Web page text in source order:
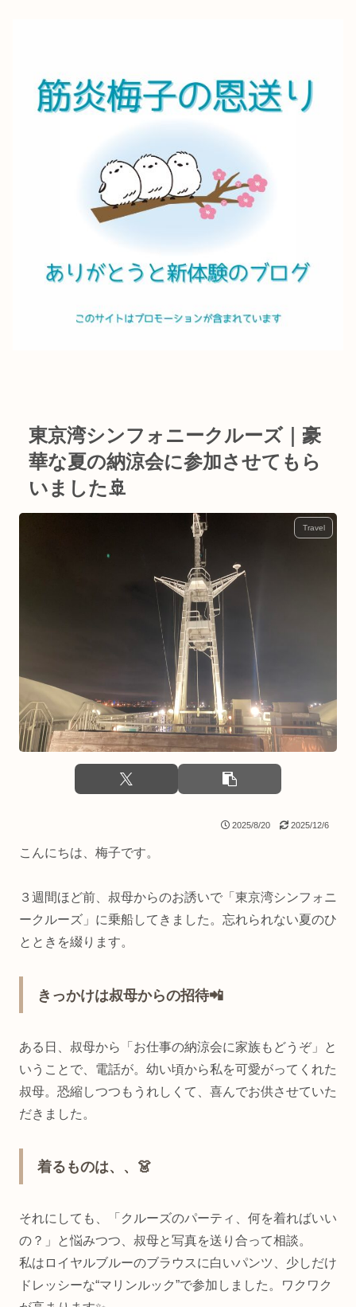
東京湾シンフォニークルーズ｜豪
華な夏の納涼会に参加させてもら
いました🚢
Travel
2025/8/20 2025/12/6
こんにちは、梅子です。
３週間ほど前、叔母からのお誘いで「東京湾シンフォニ
ークルーズ」に乗船してきました。忘れられない夏のひ
とときを綴ります。
きっかけは叔母からの招待📲
ある日、叔母から「お仕事の納涼会に家族もどうぞ」と
いうことで、電話が。幼い頃から私を可愛がってくれた
叔母。恐縮しつつもうれしくて、喜んでお供させていた
だきました。
着るものは、、👗
それにしても、「クルーズのパーティ、何を着ればいい
の？」と悩みつつ、叔母と写真を送り合って相談。
私はロイヤルブルーのブラウスに白いパンツ、少しだけ
ドレッシーな“マリンルック”で参加しました。ワクワク